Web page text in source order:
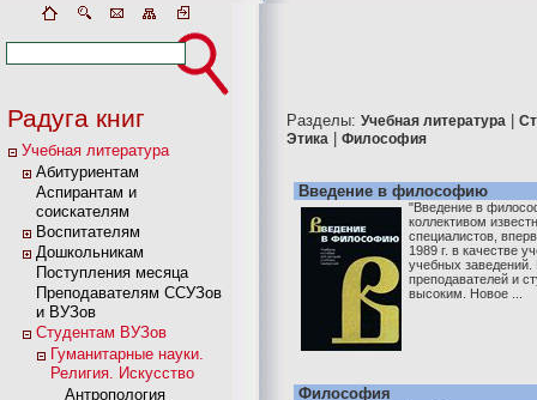
Радуга книг
Учебная литература
Абитуриентам
Аспирантам и
соискателям
Воспитателям
Дошкольникам
Поступления месяца
Преподавателям ССУЗов
и ВУЗов
Студентам ВУЗов
Гуманитарные науки.
Религия. Искусство
Антропология
Разделы: Учебная литература
Этика
Философия
Введение в философию
"Введение в
коллективом
специалистов,
1989 г. в качестве
учебных заведений.
преподавателей и
высоким. Новое ...
Философия